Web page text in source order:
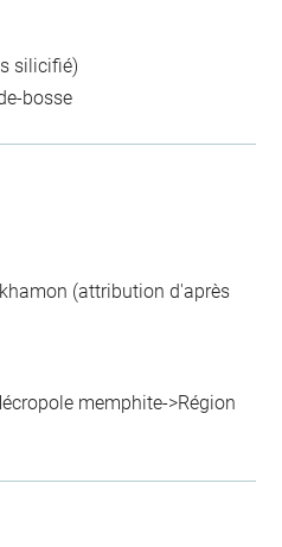
silicifié)
bosse
(attribution d'après
memphite->Région